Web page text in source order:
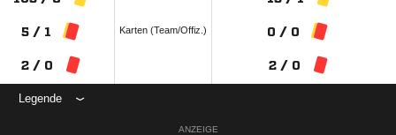
5 / 1
2 / 0
Karten (Team/Offiz.) 0 / 0
2 / 0
Legende
ANZEIGE